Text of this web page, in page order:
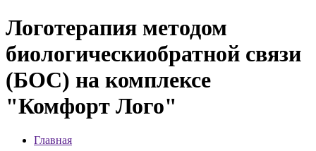
Логотерапия методом
биологическиобратной связи
(БОС) на комплексе
"Комфорт Лого"
Главная